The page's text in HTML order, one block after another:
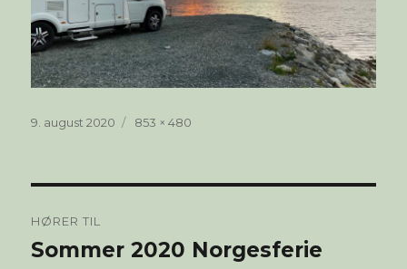
Publisert
9. august 2020
Full
853 × 480
HØRER TIL
Sommer 2020 Norgesferie